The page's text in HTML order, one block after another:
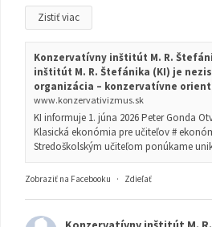
Zistiť viac
Konzervatívny inštitút M. R.
inštitút M. R. Štefánika (KI) je
organizácia – konzervatívne
www.konzervativizmus.sk
KI informuje 1. júna 2026 Peter Gonda
Klasická ekonómia pre učiteľov #
Stredoškolským učiteľom ponúkame
Zobraziť na Facebooku · Zdieľať